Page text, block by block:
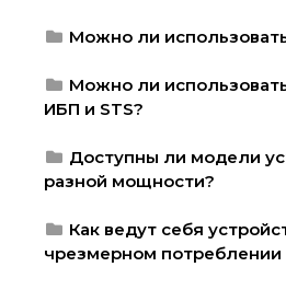
Можно ли
Можно ли
ИБП и STS?
Доступны ли модели
разной мощности?
Как ведут себя
чрезмерном потреблении